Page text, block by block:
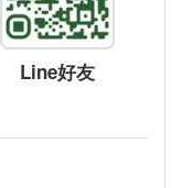
Line好友